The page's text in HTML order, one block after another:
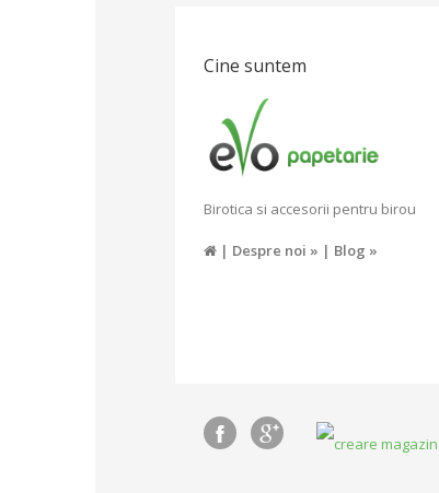
Cine suntem
Birotica si accesorii pentru birou
| Despre noi » | Blog »